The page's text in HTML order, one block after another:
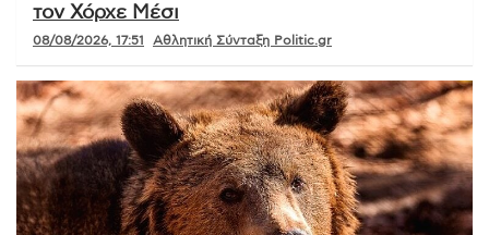
τον Χόρχε Μέσι
08/08/2026, 17:51 Αθλητική Σύνταξη Politic.gr